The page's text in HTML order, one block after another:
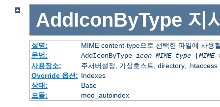
AddIconByType 지
설명:
MIME content-type으로 선택한 파일에 사용
문법:
AddIconByType icon MIME-type[
사용장소:
주서버설정, 가상호스트, directory, .htaccess
Override 옵션: Indexes
상태:
Base
모듈:
mod_autoindex